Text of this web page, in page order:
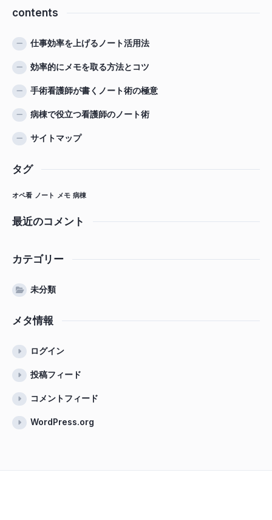
contents
仕事効率を上げるノート活用法
効率的にメモを取る方法とコツ
手術看護師が書くノート術の極意
病棟で役立つ看護師のノート術
サイトマップ
タグ
オペ看 ノート メモ 病棟
最近のコメント
カテゴリー
未分類
メタ情報
ログイン
投稿フィード
コメントフィード
WordPress.org